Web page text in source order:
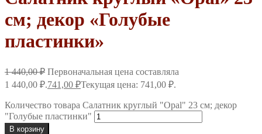
см; декор «Голубые
пластинки»
1 440,00₽ Первоначальная цена составляла
1 440,00 ₽.741,00 ₽Текущая цена: 741,00 ₽.
Количество товара Салатник круглый "Opal" 23 см; декор
"Голубые пластинки"
В корзину